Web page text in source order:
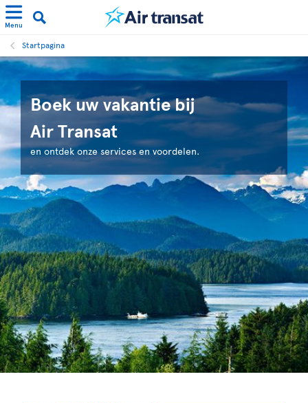
Menu
Startpagina
Boek uw vakantie bij
Air Transat
en ontdek onze services en voordelen.